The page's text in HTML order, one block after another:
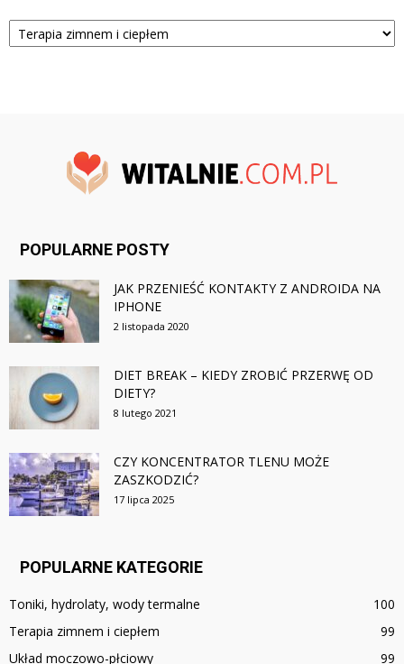
Kategorie
POPULARNE POSTY
JAK PRZENIEŚĆ KONTAKTY Z ANDROIDA NA
IPHONE
2 listopada 2020
DIET BREAK – KIEDY ZROBIĆ PRZERWĘ OD
DIETY?
8 lutego 2021
CZY KONCENTRATOR TLENU MOŻE
ZASZKODZIĆ?
17 lipca 2025
POPULARNE KATEGORIE
Toniki, hydrolaty, wody termalne
100
Terapia zimnem i ciepłem
99
Układ moczowo-płciowy
99